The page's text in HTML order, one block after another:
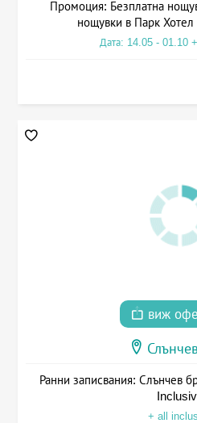
Промоция: Безплатна
нощувки в Парк
Дата: 14.05 - 01.10
виж
Ранни записвания: Слънчев
+ all